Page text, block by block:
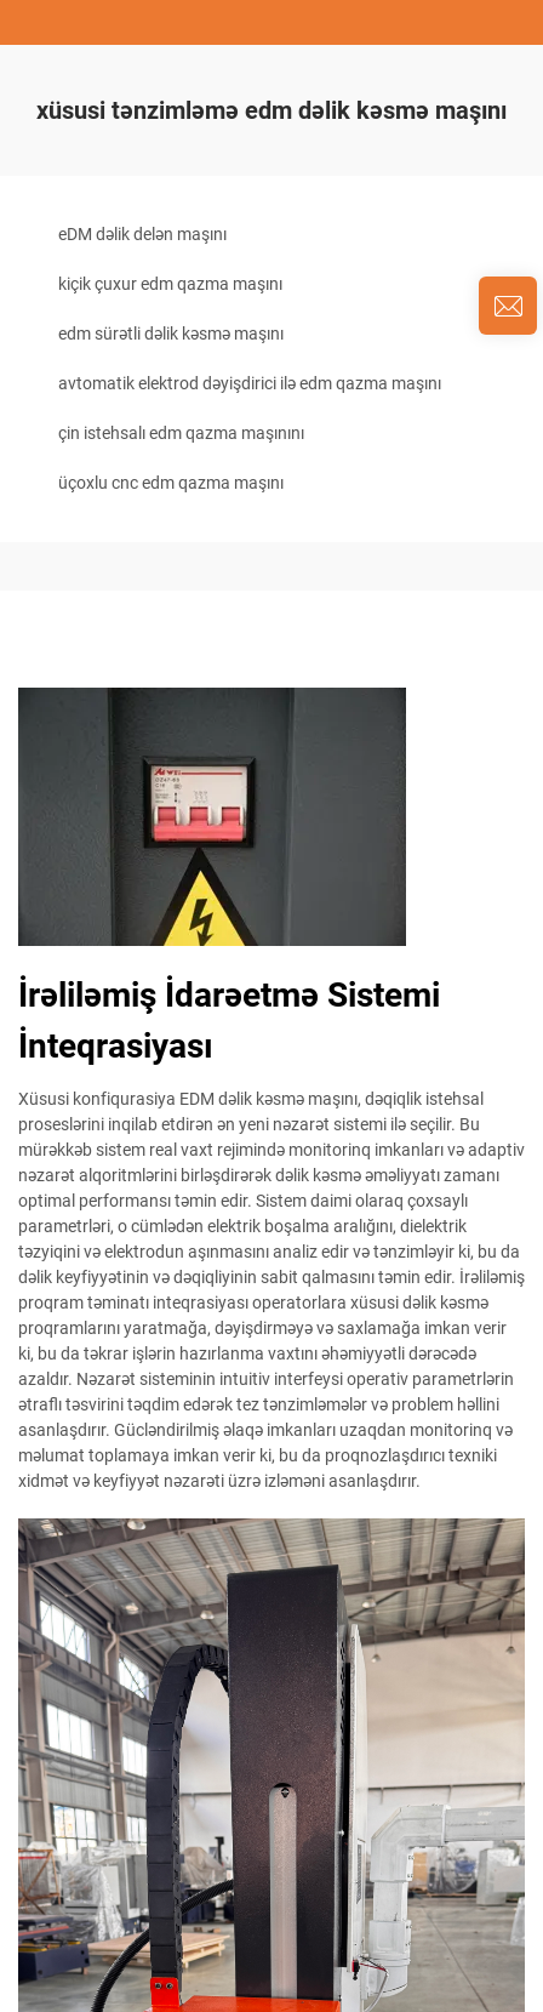
xüsusi tənzimləmə edm dəlik kəsmə maşını
eDM dəlik delən maşını
kiçik çuxur edm qazma maşını
edm sürətli dəlik kəsmə maşını
avtomatik elektrod dəyişdirici ilə edm qazma maşını
çin istehsalı edm qazma maşınını
üçoxlu cnc edm qazma maşını
İrəliləmiş İdarəetmə Sistemi
İnteqrasiyası
Xüsusi konfiqurasiya EDM dəlik kəsmə maşını, dəqiqlik istehsal
proseslərini inqilab etdirən ən yeni nəzarət sistemi ilə seçilir. Bu
mürəkkəb sistem real vaxt rejimində monitorinq imkanları və adaptiv
nəzarət alqoritmlərini birləşdirərək dəlik kəsmə əməliyyatı zamanı
optimal performansı təmin edir. Sistem daimi olaraq çoxsaylı
parametrləri, o cümlədən elektrik boşalma aralığını, dielektrik
təzyiqini və elektrodun aşınmasını analiz edir və tənzimləyir ki, bu da
dəlik keyfiyyətinin və dəqiqliyinin sabit qalmasını təmin edir. İrəliləmiş
proqram təminatı inteqrasiyası operatorlara xüsusi dəlik kəsmə
proqramlarını yaratmağa, dəyişdirməyə və saxlamağa imkan verir
ki, bu da təkrar işlərin hazırlanma vaxtını əhəmiyyətli dərəcədə
azaldır. Nəzarət sisteminin intuitiv interfeysi operativ parametrlərin
ətraflı təsvirini təqdim edərək tez tənzimləmələr və problem həllini
asanlaşdırır. Gücləndirilmiş əlaqə imkanları uzaqdan monitorinq və
məlumat toplamaya imkan verir ki, bu da proqnozlaşdırıcı texniki
xidmət və keyfiyyət nəzarəti üzrə izləməni asanlaşdırır.